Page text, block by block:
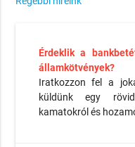
Érdeklik a
államkötvények?
Iratkozzon fel a
küldünk egy
kamatokról és